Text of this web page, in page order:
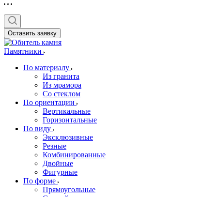
Оставить заявку
Памятники
По материалу
Из гранита
Из мрамора
Со стеклом
По ориентации
Вертикальные
Горизонтальные
По виду
Эксклюзивные
Резные
Комбинированные
Двойные
Фигурные
По форме
Прямоугольные